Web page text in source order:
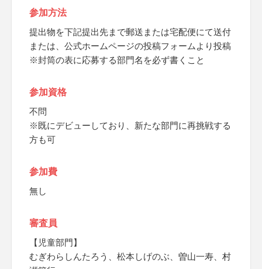
参加方法
提出物を下記提出先まで郵送または宅配便にて送付
または、公式ホームページの投稿フォームより投稿
※封筒の表に応募する部門名を必ず書くこと
参加資格
不問
※既にデビューしており、新たな部門に再挑戦する
方も可
参加費
無し
審査員
【児童部門】
むぎわらしんたろう、松本しげのぶ、曽山一寿、村